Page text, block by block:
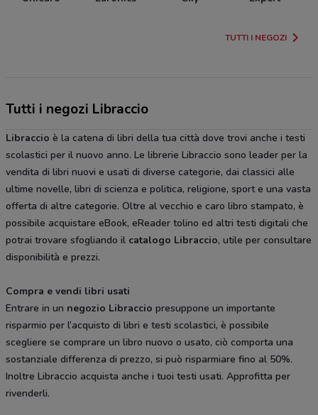
TUTTI I NEGOZI
Tutti i negozi Libraccio
Libraccio è la catena di libri della tua città dove trovi anche i testi
scolastici per il nuovo anno. Le librerie Libraccio sono leader per la
vendita di libri nuovi e usati di diverse categorie, dai classici alle
ultime novelle, libri di scienza e politica, religione, sport e una vasta
offerta di altre categorie. Oltre al vecchio e caro libro stampato, è
possibile acquistare eBook, eReader tolino ed altri testi digitali che
potrai trovare sfogliando il catalogo Libraccio, utile per consultare
disponibilità e prezzi.
Compra e vendi libri usati
Entrare in un negozio Libraccio presuppone un importante
risparmio per l’acquisto di libri e testi scolastici, è possibile
scegliere se comprare un libro nuovo o usato, ciò comporta una
sostanziale differenza di prezzo, si può risparmiare fino al 50%.
Inoltre Libraccio acquista anche i tuoi testi usati. Approfitta per
rivenderli.